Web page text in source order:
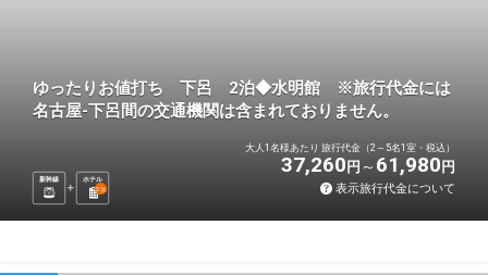
ゆったりお値打ち 下呂 2泊◆水明館 ※旅行代金には
名古屋-下呂間の交通機関は含まれておりません。
新幹線
ホテル
2泊
大人1名様あたり 旅行代金（2～5名1室・税込）
37,260 円 61,980 円
表示旅行代金について